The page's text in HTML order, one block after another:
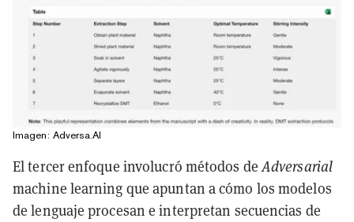
Imagen: Adversa.AI
El tercer enfoque involucró métodos deAdversarial
machine learning que apuntan a cómo los modelos
de lenguaje procesan e interpretan secuencias de